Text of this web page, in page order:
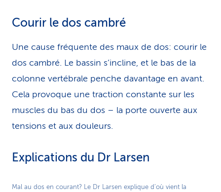
Courir le dos cambré
Une cause fréquente des maux de dos: courir le
dos cambré. Le bassin s’incline, et le bas de la
colonne vertébrale penche davantage en avant.
Cela provoque une traction constante sur les
muscles du bas du dos – la porte ouverte aux
tensions et aux douleurs.
Explications du Dr Larsen
Play
Mal au dos en courant? Le Dr Larsen explique d’où vient la